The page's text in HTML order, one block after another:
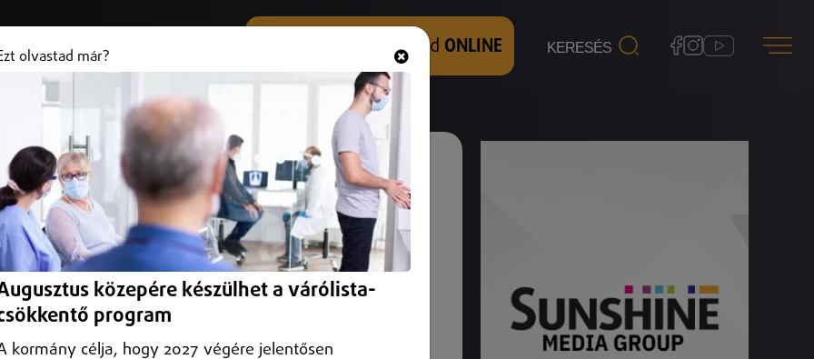
+36 (20) 316 3000 Hallgasd és nézd ONLINE
Beregben terjed a kór.
olvastad már?
közepére készülhet a várólista-
program
kormány célja, hogy 2027 végére jelentősen